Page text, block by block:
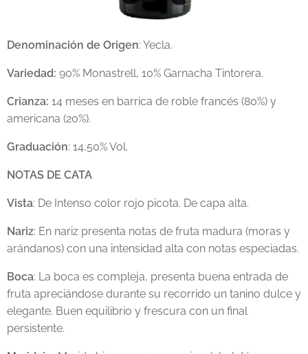
Denominación de Origen: Yecla.
Variedad: 90% Monastrell, 10% Garnacha Tintorera.
Crianza: 14 meses en barrica de roble francés (80%) y
americana (20%).
Graduación: 14,50% Vol.
NOTAS DE CATA
Vista: De Intenso color rojo picota. De capa alta.
Nariz: En nariz presenta notas de fruta madura (moras y
arándanos) con una intensidad alta con notas especiadas.
Boca: La boca es compleja, presenta buena entrada de
fruta apreciándose durante su recorrido un tanino dulce y
elegante. Buen equilibrio y frescura con un final
persistente.